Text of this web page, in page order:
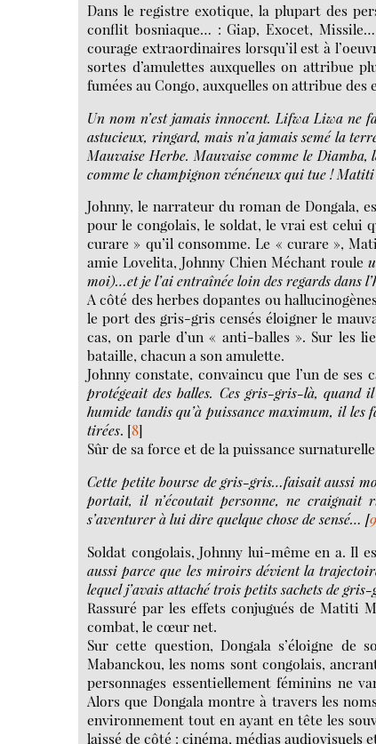
Dans le registre exotique, la plupart des
conflit bosniaque… : Giap, Exocet,
courage extraordinaires lorsqu’il est à
sortes d’amulettes auxquelles on attribue
fumées au Congo, auxquelles on attribue
Un nom n’est jamais innocent. Lifwa Liwa ne
astucieux, ringard, mais n’a jamais semé la
Mauvaise Herbe. Mauvaise comme le
comme le champignon vénéneux qui tue !
Johnny, le narrateur du roman de Dongala,
pour le congolais, le soldat, le vrai est celui
curare » qu’il consomme. Le « curare »,
amie Lovelita, Johnny Chien Méchant roule
moi)…et je l’ai entraînée loin des regards dans
A côté des herbes dopantes ou
le port des gris-gris censés éloigner le
cas, on parle d’un « anti-balles ». Sur les
bataille, chacun a son amulette.
Johnny constate, convaincu que l’un de
protégeait des balles. Ces gris-gris-là,
humide tandis qu’à puissance maximum, il
tirées. [8]
Sûr de sa force et de la puissance
Cette petite bourse de gris-gris…faisait aussi
portait, il n’écoutait personne, ne
s’aventurer à lui dire quelque chose de sensé… [9
Soldat congolais, Johnny lui-même en a. Il
aussi parce que les miroirs dévient la
lequel j’avais attaché trois petits sachets de
Rassuré par les effets conjugués de Matiti
combat, le cœur net.
Sur cette question, Dongala s’éloigne de
Mabanckou, les noms sont congolais,
personnages essentiellement féminins ne
Alors que Dongala montre à travers les
environnement tout en ayant en tête les
laissé de côté : cinéma, médias audiovisuels